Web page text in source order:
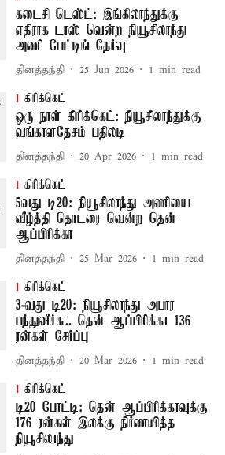
கடைசி டெஸ்ட்: இங்கிலாந்துக்கு
எதிராக டாஸ் வென்ற நியூசிலாந்து
அணி பேட்டிங் தேர்வு
தினத்தந்தி 25 Jun 2026 1 min read
கிரிக்கெட்
ஒரு நாள் கிரிக்கெட்: நியூசிலாந்துக்கு
வங்காளதேசம் பதிலடி
தினத்தந்தி 20 Apr 2026 1 min read
கிரிக்கெட்
5வது டி20: நியூசிலாந்து அணியை
வீழ்த்தி தொடரை வென்ற தென்
ஆப்பிரிக்கா
தினத்தந்தி 25 Mar 2026 1 min read
கிரிக்கெட்
3-வது டி20: நியூசிலாந்து அபார
பந்துவீச்சு.. தென் ஆப்பிரிக்கா 136
ரன்கள் சேர்ப்பு
தினத்தந்தி 20 Mar 2026 1 min read
கிரிக்கெட்
டி20 போட்டி: தென் ஆப்பிரிக்காவுக்கு
176 ரன்கள் இலக்கு நிர்ணயித்த
நியூசிலாந்து